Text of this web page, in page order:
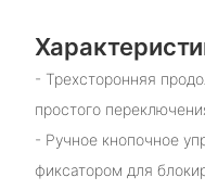
- Трехсторонняя
простого
- Ручное кнопочное
фиксатором для